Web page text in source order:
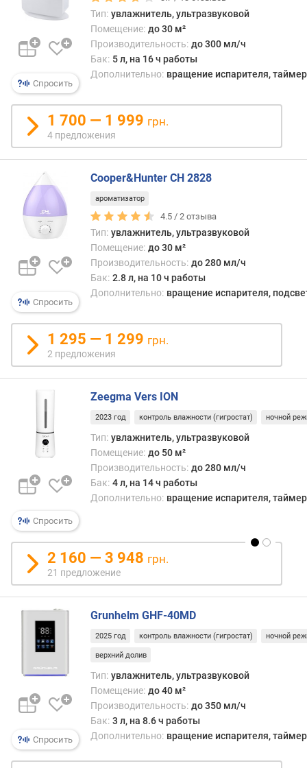
д
(
л
н
.
у
о
е
ш
у
а
(
Б
м
с
у
р
о
е
н
ь
ш
у
м
(
Б
о
о
с
Спросить
Тип: увлажнитель, ультразвуковой
Помещение: до 30 м²
Производительность: до 300 мл/ч
Бак: 5 л, на 16 ч работы
Дополнительно: вращение испарителя,
1 700 — 1 999 грн.
4 предложения
Спросить
Cooper&Hunter CH 2828
ароматизатор
4.5 /2 отзыва
Тип: увлажнитель, ультразвуковой
Помещение: до 30 м²
Производительность: до 280 мл/ч
Бак: 2.8 л, на 10 ч работы
Дополнительно: вращение испарителя,
1 295 — 1 299 грн.
2 предложения
Спросить
Zeegma Vers ION
2023 год контроль влажности (гигростат) ночной
Тип: увлажнитель, ультразвуковой
Помещение: до 50 м²
Производительность: до 280 мл/ч
Бак: 4 л, на 14 ч работы
Дополнительно: вращение испарителя,
2 160 — 3 948 грн.
21 предложение
Спросить
Grunhelm GHF-40MD
2025 год контроль влажности (гигростат) ночной
верхний долив
Тип: увлажнитель, ультразвуковой
Помещение: до 40 м²
Производительность: до 350 мл/ч
Бак: 3 л, на 8.6 ч работы
Дополнительно: вращение испарителя,